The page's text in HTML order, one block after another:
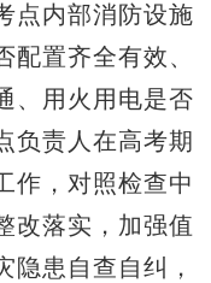
点内部消防设施
配置齐全有效、
、用火用电是否
负责人在高考期
作，对照检查中
改落实，加强值
隐患自查自纠，